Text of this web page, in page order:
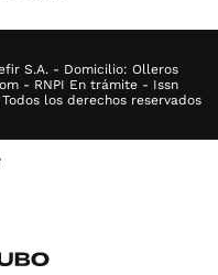
S.A. - Domicilio: Olleros
- RNPI En trámite - Issn
los derechos reservados